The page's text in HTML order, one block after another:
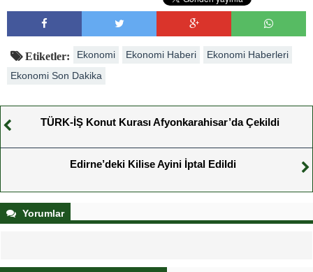
Etiketler: Ekonomi Ekonomi Haberi
Ekonomi Haberleri
Ekonomi Son Dakika
TÜRK-İŞ Konut Kurası Afyonkarahisar’da Çekildi
Edirne’deki Kilise Ayini İptal Edildi
Yorumlar